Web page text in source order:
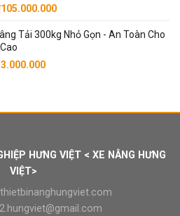
105.000.000Giá
tại
Tải 300kg Nhỏ Gọn - An Toàn Cho
Giá
HƯNG VIỆT < XE NÂNG HƯNG
VIỆT>